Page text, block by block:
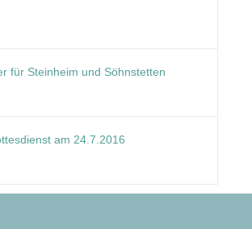
für Steinheim und Söhnstetten
am 24.7.2016